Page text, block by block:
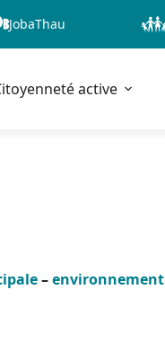
JobaThau
active
–environnement